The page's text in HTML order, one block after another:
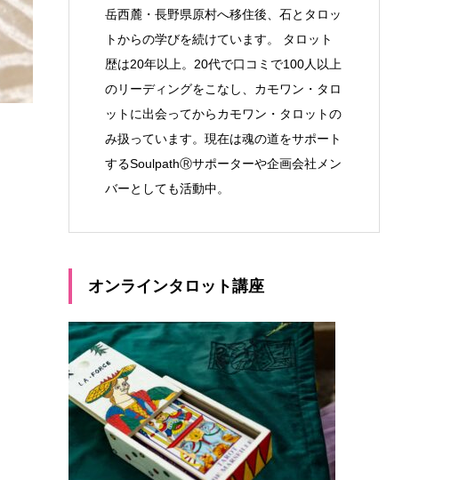
岳西麓・長野県原村へ移住後、石とタロッ
トからの学びを続けています。 タロット
歴は20年以上。20代で口コミで100人以上
のリーディングをこなし、カモワン・タロ
ットに出会ってからカモワン・タロットの
み扱っています。現在は魂の道をサポート
するSoulpathⓇサポーターや企画会社メン
バーとしても活動中。
オンラインタロット講座